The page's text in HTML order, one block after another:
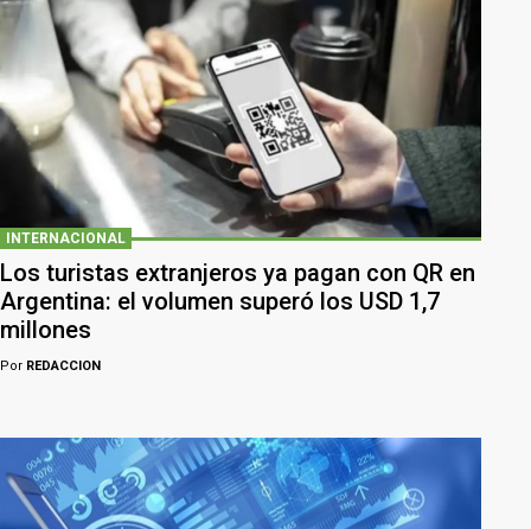
INTERNACIONAL
Los turistas extranjeros ya pagan con QR en
Argentina: el volumen superó los USD 1,7
millones
Por REDACCION